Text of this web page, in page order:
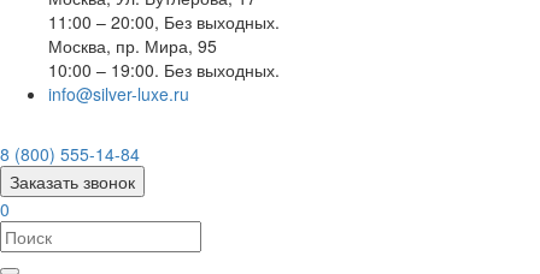
11:00 – 20:00, Без выходных.
Москва, пр. Мира, 95
10:00 – 19:00. Без выходных.
info@silver-luxe.ru
8 (800) 555-14-84
Заказать звонок
0